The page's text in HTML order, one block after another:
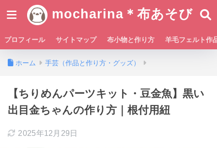
mocharina＊布あそび
プロフィール サイトマップ 布小物と作り方 羊毛フェルト作
ホーム 手芸（作品と作り方・グッズ）
【ちりめんパーツキット・豆金魚】黒い
出目金ちゃんの作り方｜根付用紐
2025年12月29日